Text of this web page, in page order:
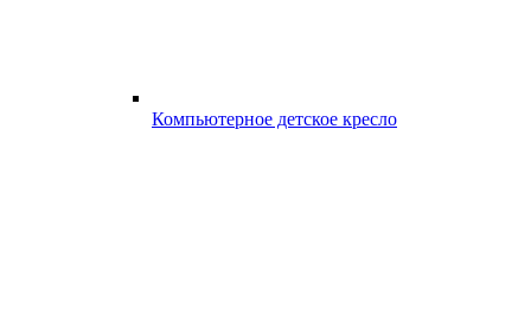
Компьютерное детское кресло